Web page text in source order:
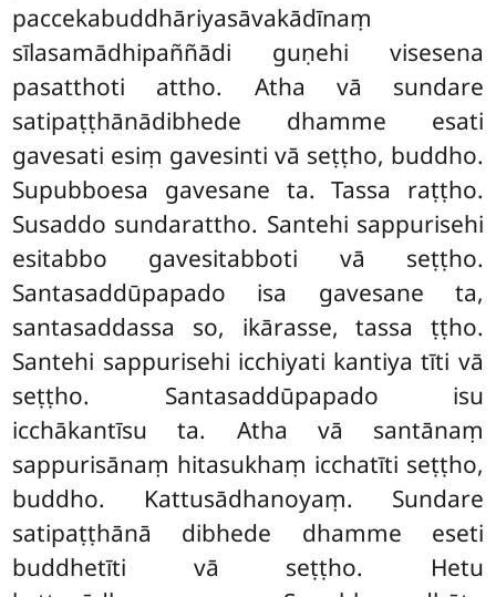
paccekabuddhāriyasāvakādīnaṃ
sīlasamādhipaññādi guṇehi visesena
pasatthoti attho. Atha vā sundare
satipaṭṭhānādibhede dhamme esati
gavesati esiṃ gavesinti vā seṭṭho, buddho.
Supubboesa gavesane ta. Tassa raṭṭho.
Susaddo sundarattho. Santehi sappurisehi
esitabbo gavesitabboti vā seṭṭho.
Santasaddūpapado isa gavesane ta,
santasaddassa so, ikārasse, tassa ṭṭho.
Santehi sappurisehi icchiyati kantiya tīti vā
seṭṭho. Santasaddūpapado isu
icchākantīsu ta. Atha vā santānaṃ
sappurisānaṃ hitasukhaṃ icchatīti seṭṭho,
buddho. Kattusādhanoyaṃ. Sundare
satipaṭṭhānā dibhede dhamme eseti
buddhetīti vā seṭṭho. Hetu